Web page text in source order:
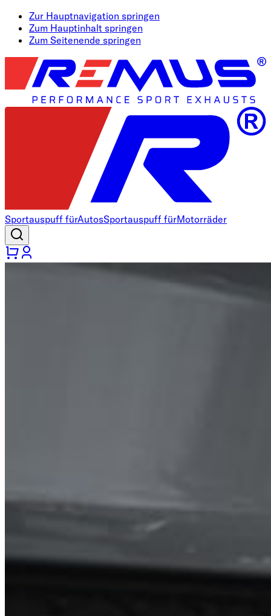
Zur Hauptnavigation springen
Zum Hauptinhalt springen
Zum Seitenende springen
Sportauspuff fürAutosSportauspuff fürMotorräder